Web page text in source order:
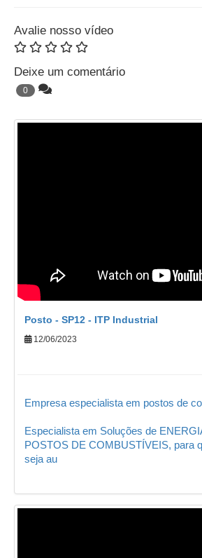
Avalie nosso vídeo
Deixe um comentário
0
Posto - SP12 - ITP Industrial
12/06/2023
Empresa especialista em postos de
Especialista em Soluções de
POSTOS DE COMBUSTÍVEIS, para
seja au